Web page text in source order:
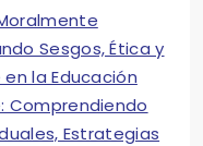
Sesgos, Ética y
la Educación
Comprendiendo
Estrategias